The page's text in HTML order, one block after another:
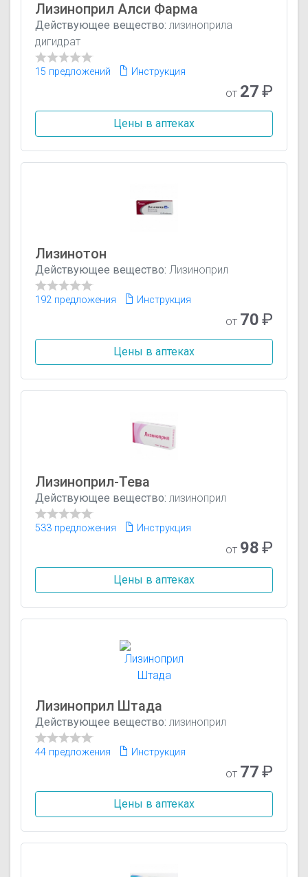
Лизиноприл Алси Фарма
Действующее вещество: лизиноприла
дигидрат
15 предложений Инструкция
от 27₽
Цены в аптеках
Лизинотон
Действующее вещество: Лизиноприл
192 предложения Инструкция
от 70₽
Цены в аптеках
Лизиноприл-Тева
Действующее вещество: лизиноприл
533 предложения Инструкция
от 98₽
Цены в аптеках
Лизиноприл Штада
Действующее вещество: лизиноприл
44 предложения Инструкция
от 77₽
Цены в аптеках